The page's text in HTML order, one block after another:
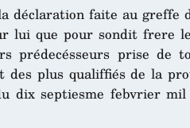
déclaration faite au greffe
que pour sondit frere
prédecésseurs prise de
des plus qualiffiés de la
dix septiesme febvrier mil